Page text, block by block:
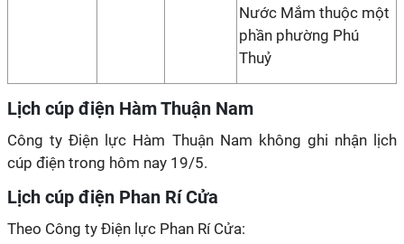
Nước Mắm thuộc một
phần phường Phú
Thuỷ
Lịch cúp điện Hàm Thuận Nam
Công ty Điện lực Hàm Thuận Nam không ghi nhận lịch
cúp điện trong hôm nay 19/5.
Lịch cúp điện Phan Rí Cửa
Theo Công ty Điện lực Phan Rí Cửa: